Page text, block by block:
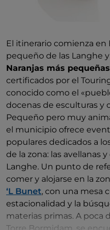
El itinerario comienza
pequeño de las Langhe
Naranjas más
certificados por el
conocido como el
docenas de esculturas y
Pequeño pero muy
el municipio ofrece
populares dedicados a
de la zona: las avellanas
Langhe. Un punto de
comer y alojarse en la
‘L Bunet, con una mesa
estacionalidad y la
materias primas. A poca